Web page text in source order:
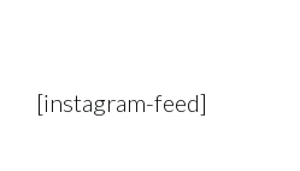
[instagram-feed]